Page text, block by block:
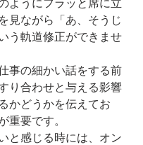
ようにフラッと席に立
見ながら「あ、そうじ
う軌道修正ができませ
事の細かい話をする前
り合わせと与える影響
かどうかを伝えてお
重要です。
と感じる時には、オン